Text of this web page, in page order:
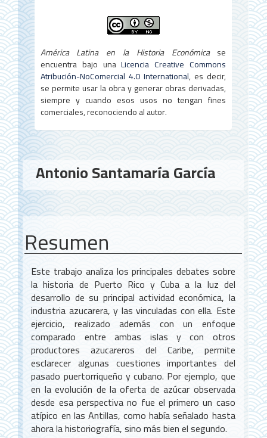
América Latina en la Historia Económicase
encuentra bajo unaLicencia Creative Commons
Atribución-NoComercial 4.0 International, es decir,
se permite usar la obra y generar obras derivadas,
siempre y cuando esos usos no tengan fines
comerciales, reconociendo al autor.
Contenido
principal
del
artículo
Antonio Santamaría García
Resumen
Este trabajo analiza los principales debates sobre
la historia de Puerto Rico y Cuba a la luz del
desarrollo de su principal actividad económica, la
industria azucarera, y las vinculadas con ella. Este
ejercicio, realizado además con un enfoque
comparado entre ambas islas y con otros
productores azucareros del Caribe, permite
esclarecer algunas cuestiones importantes del
pasado puertorriqueño y cubano. Por ejemplo, que
en la evolución de la oferta de azúcar observada
desde esa perspectiva no fue el primero un caso
atípico en las Antillas, como había señalado hasta
ahora la historiografía, sino más bien el segundo.